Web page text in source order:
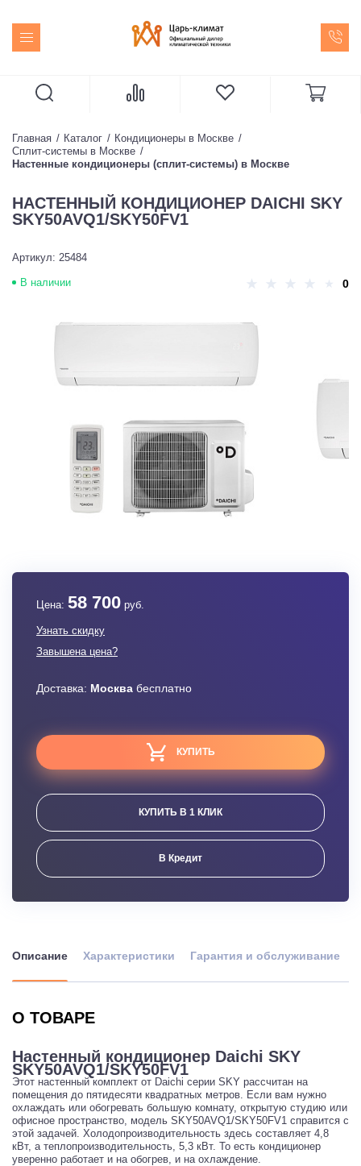
Главная Каталог
Кондиционеры в Москве
Сплит-системы в Москве
Настенные кондиционеры (сплит-системы) в Москве
НАСТЕННЫЙ КОНДИЦИОНЕР DAICHI SKY
SKY50AVQ1/SKY50FV1
Артикул: 25484
В наличии 0
Цена: 58 700 руб.
Узнать скидку
Завышена цена?
Доставка: Москва бесплатно
КУПИТЬ
КУПИТЬ В 1 КЛИК
В Кредит
Описание Характеристики Гарантия и обслуживание
О ТОВАРЕ
Настенный кондиционер Daichi SKY
SKY50AVQ1/SKY50FV1
Этот настенный комплект от Daichi серии SKY рассчитан на
помещения до пятидесяти квадратных метров. Если вам нужно
охлаждать или обогревать большую комнату, открытую студию или
офисное пространство, модель SKY50AVQ1/SKY50FV1 справится с
этой задачей. Холодопроизводительность здесь составляет 4,8
кВт, а теплопроизводительность, 5,3 кВт. То есть кондиционер
уверенно работает и на обогрев, и на охлаждение.